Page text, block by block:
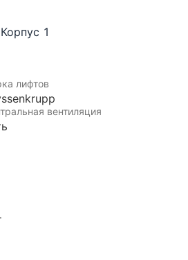
Корпус 1
лифтов
вентиляция